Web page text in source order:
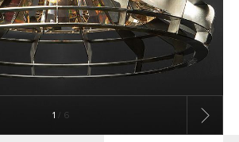
1 / 6